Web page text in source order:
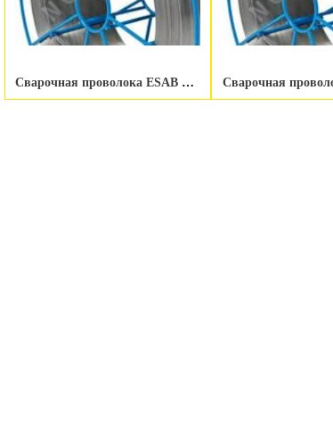
Сварочная проволока ESAB OK Autrod 430Ti 1.0 мм 15 kg